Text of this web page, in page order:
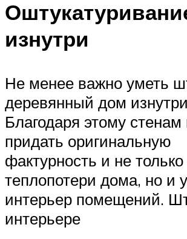
изнутри
Не менее важно уметь
деревянный дом
Благодаря этому
придать оригинальную
фактурность и не
теплопотери дома, но и
интерьер помещений.
интерьере